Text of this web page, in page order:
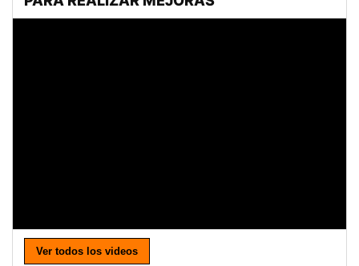
Ver todos los videos